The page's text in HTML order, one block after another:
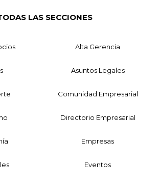
LAS SECCIONES
Alta Gerencia
Asuntos Legales
Comunidad Empresarial
Directorio Empresarial
Empresas
Eventos